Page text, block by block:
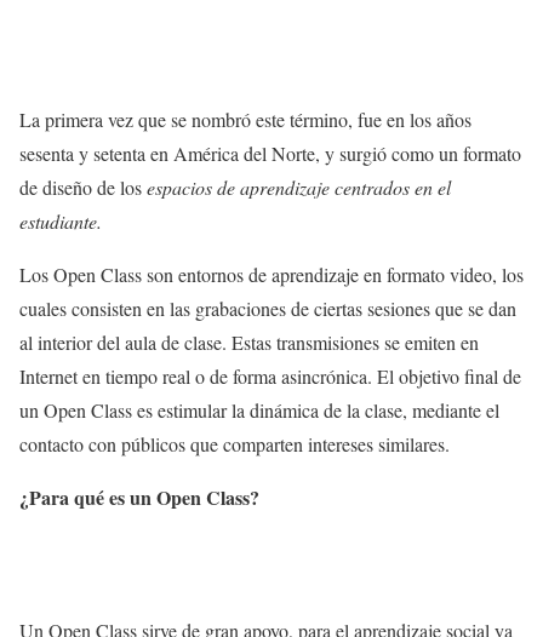
La primera vez que se nombró este término, fue en los años
sesenta y setenta en América del Norte, y surgió como un formato
de diseño de losespacios de aprendizaje centrados en el
estudiante.
Los Open Class son entornos de aprendizaje en formato video, los
cuales consisten en las grabaciones de ciertas sesiones que se dan
al interior del aula de clase. Estas transmisiones se emiten en
Internet en tiempo real o de forma asincrónica. El objetivo final de
un Open Class es estimular la dinámica de la clase, mediante el
contacto con públicos que comparten intereses similares.
¿Para qué es un Open Class?
Un Open Class sirve de gran apoyo, para el aprendizaje social ya